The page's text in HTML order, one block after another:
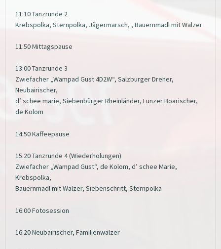
11:10 Tanzrunde 2
Krebspolka, Sternpolka, Jägermarsch, , Bauernmadl mit Walzer
11:50 Mittagspause
13:00 Tanzrunde 3
Zwiefacher „Wampad Gust 4D2W“, Salzburger Dreher,
Neubairischer,
d’ schee marie, Siebenbürger Rheinländer, Lunzer Boarischer,
de Kolom
14:50 Kaffeepause
15.20 Tanzrunde 4 (Wiederholungen)
Zwiefacher „Wampad Gust“, de Kolom, d’ schee Marie,
Krebspolka,
Bauernmadl mit Walzer, Siebenschritt, Sternpolka
16:00 Fotosession
16:20 Neubairischer, Familienwalzer